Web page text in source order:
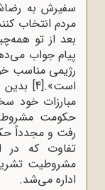
سفیرش به
مردم انتخاب
بعد از تو
پیام جواب
رژیمی مناسب
است».[4]
بدین
مبارزات خود
حکومت
رفت و مجدداً
تفاوت که در
مشروطیت
اداره می‌شد.